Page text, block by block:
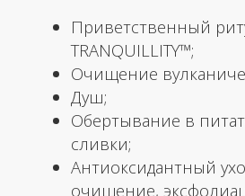
• SPA-РИТУАЛ -
СПОКОЙСТВИЕ (90 МИН)
КОД А11.01.014
Антистресс ароматерапевтический
омолаживает и восстанавливает
снимает мышечное напряжение,
общий уровень стресса организма,
гармонизирует эмоциональный фон.